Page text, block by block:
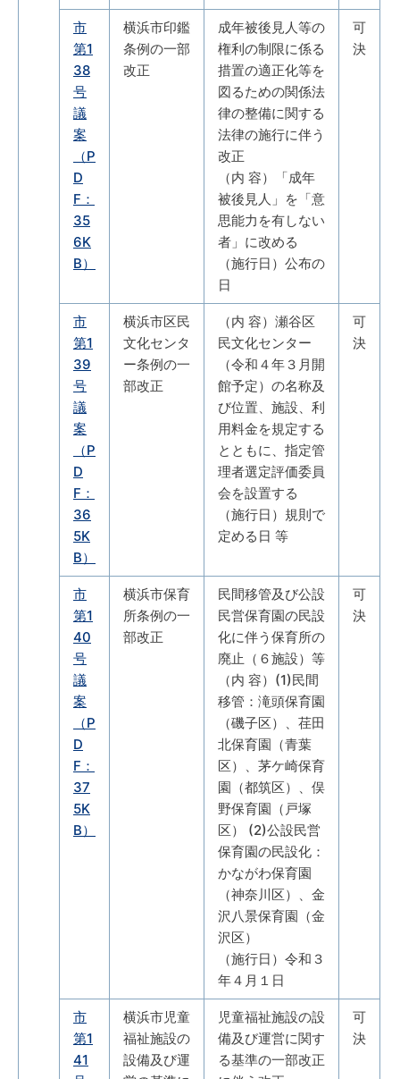
市
第1
38
号
議
案
（P
D
F：
35
6K
B）
横浜市印鑑
条例の一部
改正
成年被後見人等の
権利の制限に係る
措置の適正化等を
図るための関係法
律の整備に関する
法律の施行に伴う
改正
（内 容）「成年
被後見人」を「意
思能力を有しない
者」に改める
（施行日）公布の
日
可
決
市
第1
39
号
議
案
（P
D
F：
36
5K
B）
横浜市区民
文化センタ
ー条例の一
部改正
（内 容）瀬谷区
民文化センター
（令和４年３月開
館予定）の名称及
び位置、施設、利
用料金を規定する
とともに、指定管
理者選定評価委員
会を設置する
（施行日）規則で
定める日 等
可
決
市
第1
40
号
議
案
（P
D
F：
37
5K
B）
横浜市保育
所条例の一
部改正
民間移管及び公設
民営保育園の民設
化に伴う保育所の
廃止（６施設）等
（内 容）(1)民間
移管：滝頭保育園
（磯子区）、荏田
北保育園（青葉
区）、茅ケ崎保育
園（都筑区）、俣
野保育園（戸塚
区） (2)公設民営
保育園の民設化：
かながわ保育園
（神奈川区）、金
沢八景保育園（金
沢区）
（施行日）令和３
年４月１日
可
決
市
第1
41
横浜市児童
福祉施設の
設備及び運
児童福祉施設の設
備及び運営に関す
る基準の一部改正
可
決